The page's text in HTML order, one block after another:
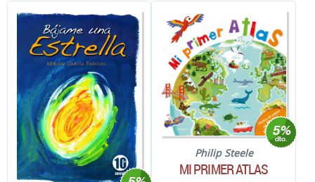
Philip Steele
MI PRIMER ATLAS